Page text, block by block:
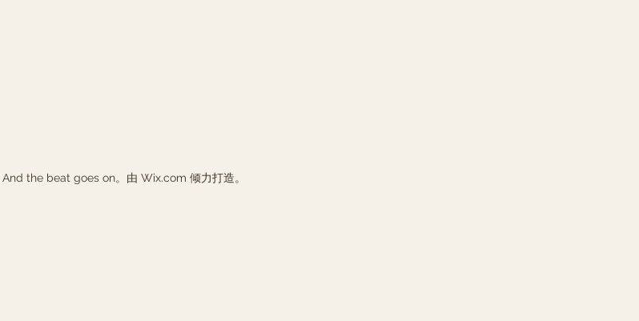
the beat goes on。由 Wix.com 倾力打造。